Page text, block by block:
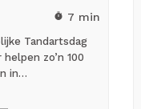
timer 7 min
Tandartsdag
zo’n 100
in…